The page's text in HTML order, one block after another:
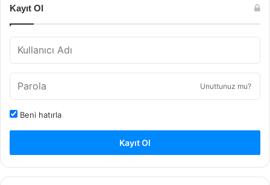
Kayıt Ol
Unuttunuz mu?
Beni hatırla
Kayıt Ol